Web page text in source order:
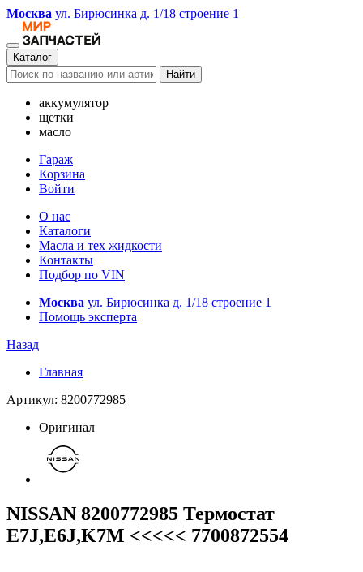
Москва ул. Бирюсинка д. 1/18 строение 1
Каталог
Найти
аккумулятор
щетки
масло
Гараж
Корзина
Войти
О нас
Каталоги
Масла и тех жидкости
Контакты
Подбор по VIN
Москва ул. Бирюсинка д. 1/18 строение 1
Помощь эксперта
Назад
Главная
Артикул: 8200772985
Оригинал
NISSAN 8200772985 Термостат
E7J,E6J,K7M <<<<< 7700872554